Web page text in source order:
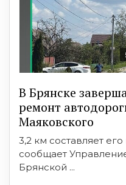
В Брянске
ремонт
Маяковского
3,2 км составляет
сообщает
Брянской ...